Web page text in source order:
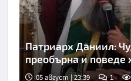
Патриарх Даниил:
преобърна и
05 август | 23:39 1